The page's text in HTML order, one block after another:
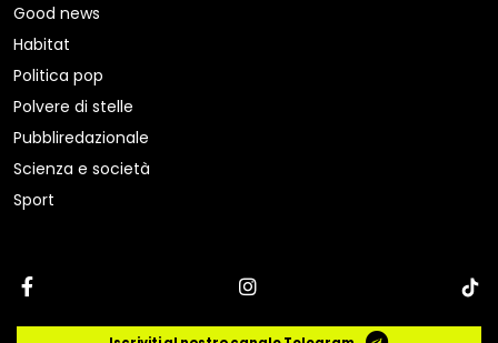
Good news
Habitat
Politica pop
Polvere di stelle
Pubbliredazionale
Scienza e società
Sport